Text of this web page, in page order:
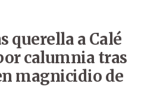
querella a Calé
calumnia tras
magnicidio de